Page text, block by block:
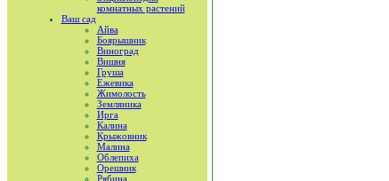
комнатных растений
Ваш сад
Айва
Боярышник
Виноград
Вишня
Груша
Ежевика
Жимолость
Земляника
Ирга
Калина
Крыжовник
Малина
Облепиха
Орешник
Рябина